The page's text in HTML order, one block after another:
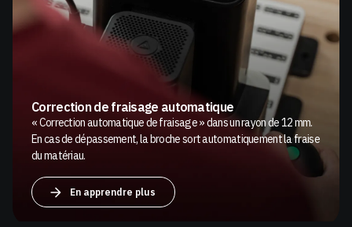
Correction de fraisage automatique
« Correction automatique de fraisage » dans un rayon de 12 mm.
En cas de dépassement, la broche sort automatiquement la fraise
du matériau.
En apprendre plus